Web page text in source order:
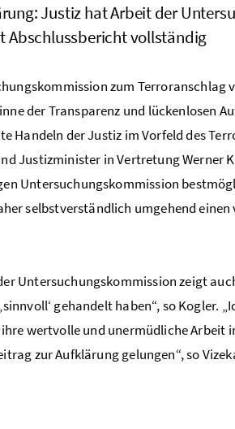
Justiz hat Arbeit der
Abschlussbericht vollständig
zum
der Transparenz und lückenlosen
Handeln der Justiz im Vorfeld des
Justizminister in Vertretung Werner
Untersuchungskommission
selbstverständlich umgehend
Untersuchungskommission zeigt
gehandelt haben“, so
wertvolle und unermüdliche Arbeit
zur Aufklärung gelungen“, so